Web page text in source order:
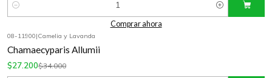
Cantidad
Comprar ahora
08-11900|Camelia y Lavanda
Chamaecyparis Allumii
$27.200$34.000